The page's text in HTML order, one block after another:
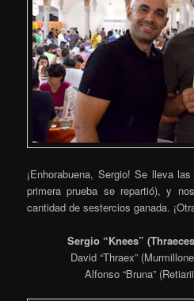
¡Enhorabuena, Sergio! Se lleva
primera prueba se repartió), y
cantidad de sestercios ganada.
Sergio “Knees”
David “Thraex”
Alfonso “Bruna”